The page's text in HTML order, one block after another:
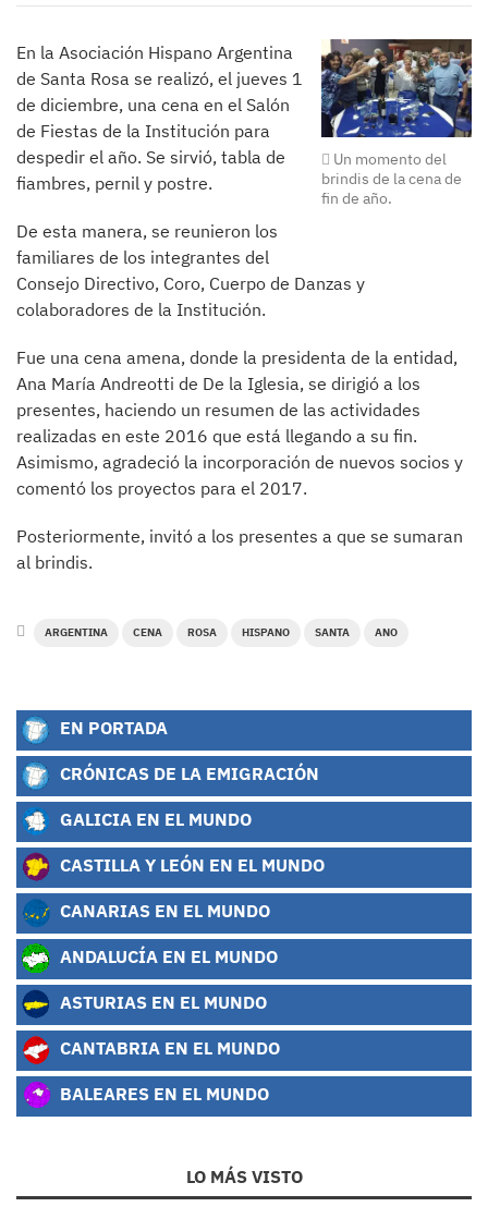
Un momento del
brindis de la cena de
fin de año.
En la Asociación Hispano Argentina
de Santa Rosa se realizó, el jueves 1
de diciembre, una cena en el Salón
de Fiestas de la Institución para
despedir el año. Se sirvió, tabla de
fiambres, pernil y postre.
De esta manera, se reunieron los
familiares de los integrantes del
Consejo Directivo, Coro, Cuerpo de Danzas y
colaboradores de la Institución.
Fue una cena amena, donde la presidenta de la entidad,
Ana María Andreotti de De la Iglesia, se dirigió a los
presentes, haciendo un resumen de las actividades
realizadas en este 2016 que está llegando a su fin.
Asimismo, agradeció la incorporación de nuevos socios y
comentó los proyectos para el 2017.
Posteriormente, invitó a los presentes a que se sumaran
al brindis.
ARGENTINA CENA ROSA HISPANO SANTA ANO
EN PORTADA
CRÓNICAS DE LA EMIGRACIÓN
GALICIA EN EL MUNDO
CASTILLA Y LEÓN EN EL MUNDO
CANARIAS EN EL MUNDO
ANDALUCÍA EN EL MUNDO
ASTURIAS EN EL MUNDO
CANTABRIA EN EL MUNDO
BALEARES EN EL MUNDO
LO MÁS VISTO